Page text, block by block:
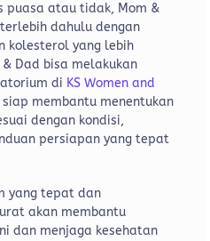
puasa atau tidak, Mom &
dahulu dengan
kolesterol yang lebih
Dad bisa melakukan
di KS Women and
membantu menentukan
dengan kondisi,
persiapan yang tepat
yang tepat dan
akan membantu
dan menjaga kesehatan